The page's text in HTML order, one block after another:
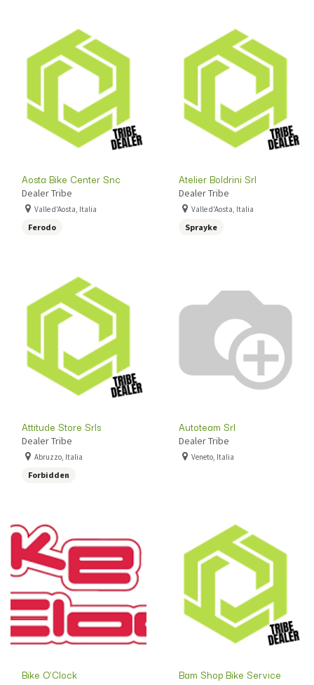
Aosta Bike Center Snc
Dealer Tribe
Valle d'Aosta, Italia
Ferodo
Atelier Boldrini Srl
Dealer Tribe
Valle d'Aosta, Italia
Sprayke
Attitude Store Srls
Dealer Tribe
Abruzzo, Italia
Forbidden
Autoteam Srl
Dealer Tribe
Veneto, Italia
Bike O'Clock
Bam Shop Bike Service